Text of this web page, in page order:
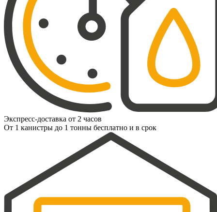
Экспресс-доставка от 2 часов
От 1 канистры до 1 тонны бесплатно и в срок